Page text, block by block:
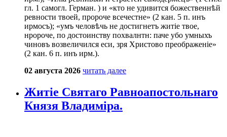
гл. 1 самогл. Герман. ) и «кто не удивится божественнѣй
ревности твоей, пророче всечестне» (2 кан. 5 п. инъ
ирмосъ); «умъ человѣчь не достигнетъ житіе твое,
нророче, по достоинству похвалнтн: паче убо умныхъ
чиновъ возвеличился еси, зря Христово преображеніе»
(2 кан. 6 п. инъ ирм.).
02 августа 2026 читать далее
Житіе Святаго Равноапостольнаго
Князя Владиміра.